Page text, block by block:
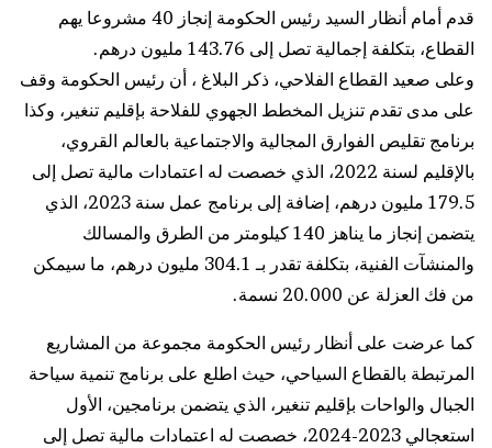
قدم أمام أنظار السيد رئيس الحكومة إنجاز 40 مشروعا يهم
القطاع، بتكلفة إجمالية تصل إلى 143.76 مليون درهم.
وعلى صعيد القطاع الفلاحي، ذكر البلاغ ، أن رئيس الحكومة وقف
على مدى تقدم تنزيل المخطط الجهوي للفلاحة بإقليم تنغير، وكذا
برنامج تقليص الفوارق المجالية والاجتماعية بالعالم القروي،
بالإقليم لسنة 2022، الذي خصصت له اعتمادات مالية تصل إلى
179.5 مليون درهم، إضافة إلى برنامج عمل سنة 2023، الذي
يتضمن إنجاز ما يناهز 140 كيلومتر من الطرق والمسالك
والمنشآت الفنية، بتكلفة تقدر بـ 304.1 مليون درهم، ما سيمكن
من فك العزلة عن 20.000 نسمة.
كما عرضت على أنظار رئيس الحكومة مجموعة من المشاريع
المرتبطة بالقطاع السياحي، حيث اطلع على برنامج تنمية سياحة
الجبال والواحات بإقليم تنغير، الذي يتضمن برنامجين، الأول
استعجالي 2023-2024، خصصت له اعتمادات مالية تصل إلى